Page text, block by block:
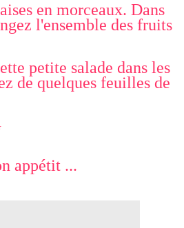
en morceaux. Dans
l'ensemble des fruits
petite salade dans les
de quelques feuilles de
appétit ...